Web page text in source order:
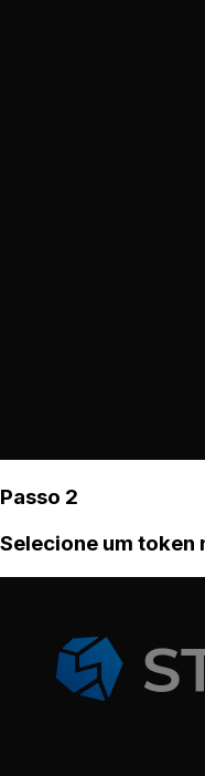
Passo 2
Selecione um token